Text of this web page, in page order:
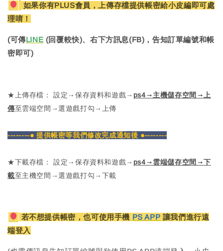
如果你有PLUS會員，上傳存檔提供帳密給小皮編即可處
理唷！
(可傳LINE (回覆較快)、右下方訊息(FB)，告知訂單編號和帳
密即可)
★上傳存檔： 設定→保存資料和遊戲→ ps4→主機儲存空間→上
傳至雲端空間→選遊戲打勾→上傳
--------● 提供帳密等我們修改完成通知後 ●--------
★下載存檔： 設定→保存資料和遊戲→ ps4→雲端儲存空間→下
載至主機空間→選遊戲打勾→下載
若不想提供帳密，也可使用手機 PS APP 讓我們進行遠
端登入